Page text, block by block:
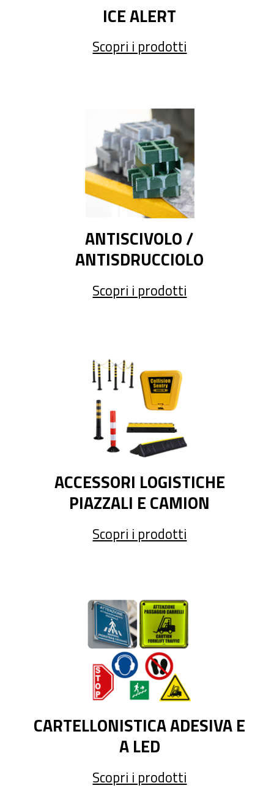
ICE ALERT
Scopri i prodotti
ANTISCIVOLO /
ANTISDRUCCIOLO
Scopri i prodotti
ACCESSORI LOGISTICHE
PIAZZALI E CAMION
Scopri i prodotti
CARTELLONISTICA ADESIVA E
A LED
Scopri i prodotti